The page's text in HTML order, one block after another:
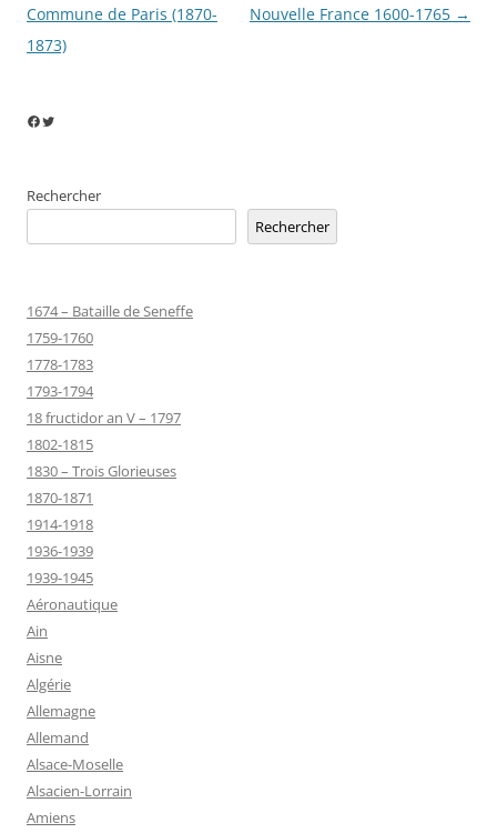
des
articles
Commune de Paris (1870-
1873)
Nouvelle France 1600-1765 →
Facebook
Twitter
Rechercher
Rechercher
1674 – Bataille de Seneffe
1759-1760
1778-1783
1793-1794
18 fructidor an V – 1797
1802-1815
1830 – Trois Glorieuses
1870-1871
1914-1918
1936-1939
1939-1945
Aéronautique
Ain
Aisne
Algérie
Allemagne
Allemand
Alsace-Moselle
Alsacien-Lorrain
Amiens